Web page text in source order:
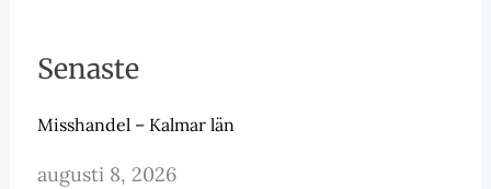
Senaste
Misshandel – Kalmar län
augusti 8, 2026